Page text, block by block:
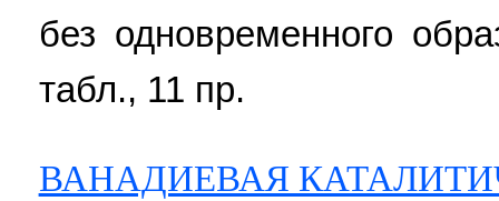
без одновременного
табл., 11 пр.
ВАНАДИЕВАЯ